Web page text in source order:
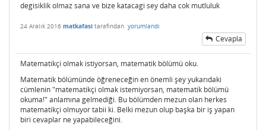
degisiklik olmaz sana ve bize katacagi sey daha cok mutluluk
24 Aralık 2016 matkafasi tarafından yorumlandı
Cevapla
Matematikçi olmak istiyorsan, matematik bölümü oku.
Matematik bölümünde öğreneceğin en önemli şey yukarıdaki
cümlenin "matematikçi olmak istemiyorsan, matematik bölümü
okuma!" anlamına gelmediği. Bu bölümden mezun olan herkes
matematikçi olmuyor tabii ki. Belki mezun olup başka bir iş yapan
biri cevaplar ne yapabileceğini.